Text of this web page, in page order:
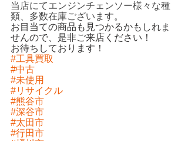
当店にてエンジンチェンソー様々な種
類、多数在庫ございます。
お目当ての商品も見つかるかもしれま
せんので、是非ご来店ください！
お待ちしております！
#工具買取
#中古
#未使用
#リサイクル
#熊谷市
#深谷市
#太田市
#行田市